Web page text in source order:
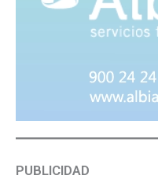
PUBLICIDAD